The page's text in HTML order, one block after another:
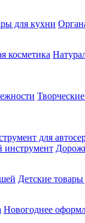
для кухни
косметика
для
инструмент
Детские
Новогоднее